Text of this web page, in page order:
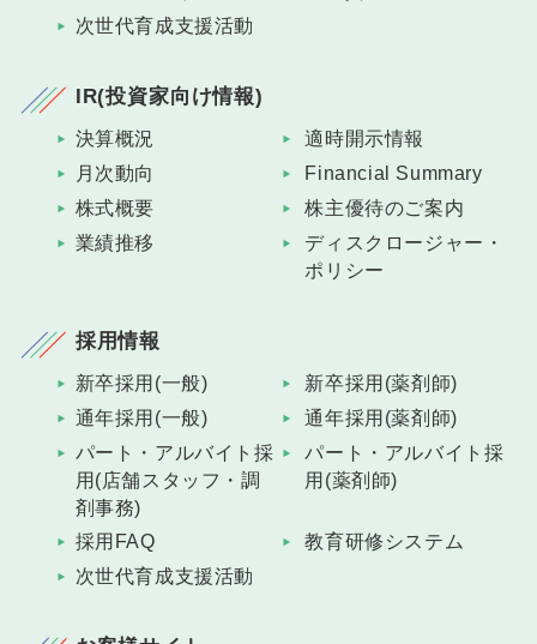
次世代育成支援活動
IR(投資家向け情報)
決算概況
適時開示情報
月次動向
Financial Summary
株式概要
株主優待のご案内
業績推移
ディスクロージャー・
ポリシー
採用情報
新卒採用(一般)
新卒採用(薬剤師)
通年採用(一般)
通年採用(薬剤師)
パート・アルバイト採
用(店舗スタッフ・調
剤事務)
パート・アルバイト採
用(薬剤師)
採用FAQ
教育研修システム
次世代育成支援活動